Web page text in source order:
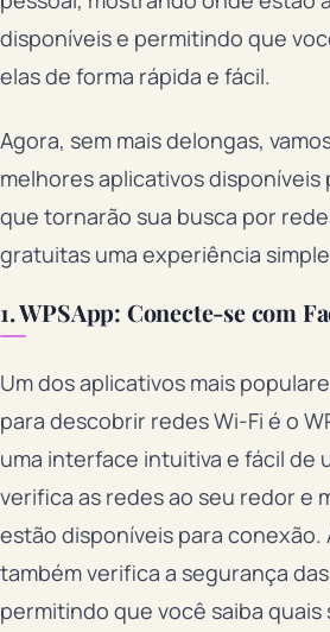
disponíveis e permitindo que
elas de forma rápida e fácil.
Agora, sem mais delongas,
melhores aplicativos disponíveis
que tornarão sua busca por
gratuitas uma experiência
1. WPSApp: Conecte-se com
Um dos aplicativos mais
para descobrir redes Wi-Fi é o
uma interface intuitiva e fácil de
verifica as redes ao seu redor e
estão disponíveis para conexão.
também verifica a segurança
permitindo que você saiba quais